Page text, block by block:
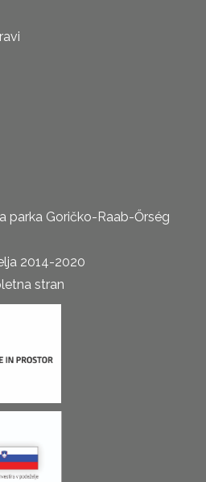
parka Goričko-Raab-Őrség
2014-2020
stran